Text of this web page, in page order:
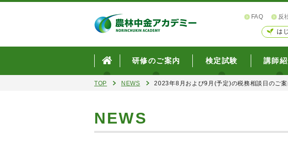
FAQ 反
は
研修のご案内 検定試験 講師
TOP NEWS 2023年8月および9月(予定)の税務相談日のご案
NEWS